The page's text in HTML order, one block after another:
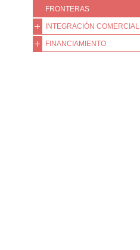
FRONTERAS
INTEGRACIÓN COMERCIAL
FINANCIAMIENTO